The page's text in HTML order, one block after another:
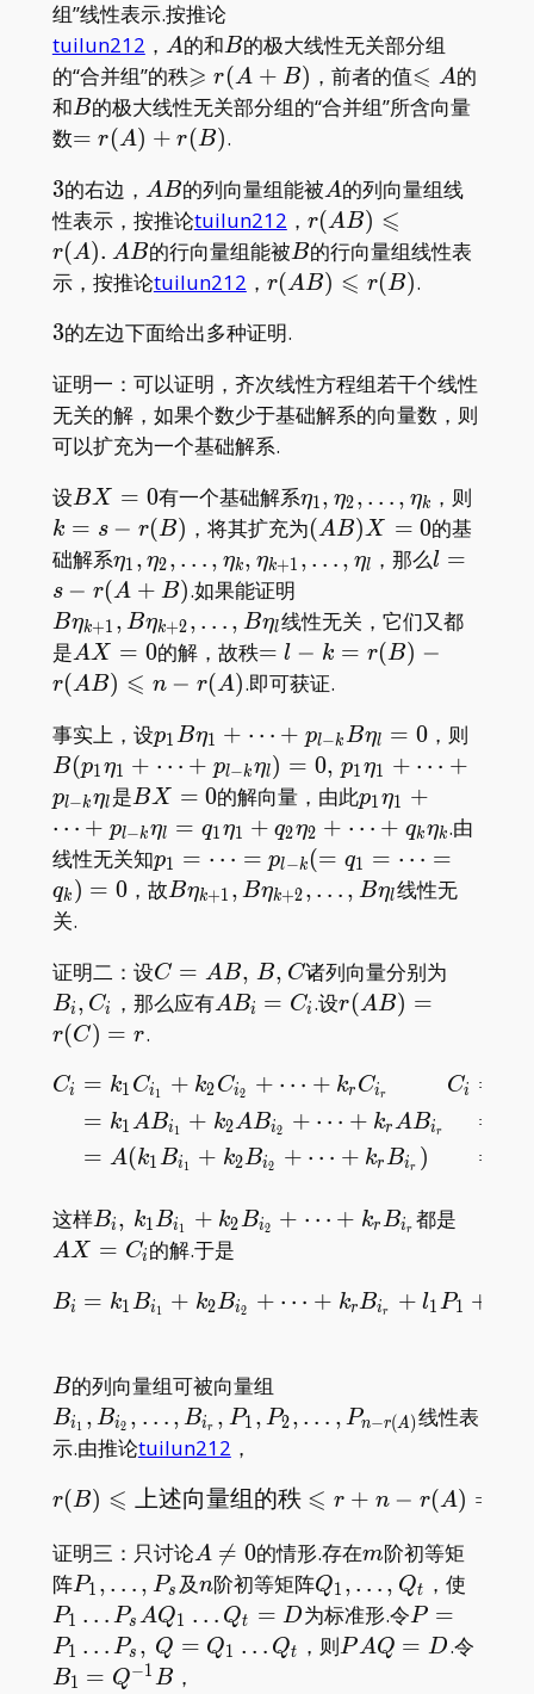
组”线性表示.按推论
tuilun212 ， A
A的和B
B的极大线性无关部分组
的“合并组”的秩\geqslant
r(A+B)
⩾ r(A + B) ，前者的值\leqslant
A
⩽ A的
和B
B的极大线性无关部分组的“合并组”所含向量
数=r(A)+r(B)
= r(A) + r(B).
3
3的右边， AB
A B的列向量组能被A
A的列向量组线
性表示，按推论tuilun212 ， r(AB)\leqslant
r(A).\, AB
r(A B) ⩽
r(A). A B的行向量组能被B
B的行向量组线性表
示，按推论tuilun212 ， r(AB)\leqslant
r(A B) ⩽ r(B).
3
3的左边下面给出多种证明.
证明一：可以证明，齐次线性方程组若干个线性
无关的解，如果个数少于基础解系的向量数，则
可以扩充为一个基础解系.
设BX=0
BX = 0有一个基础解系η1, η2, … , ηk ，则
k = s − r(B) ，将其扩充为(AB)X=0
(AB)X = 0的基
础解系η1 , η2, … , ηk, ηk+1 , … , ηl ，那么l=s-
l =
s − r(A + B).如果能证明
Bηk+1 , Bηk+2, … , Bηl线性无关，它们又都
是AX=0
AX = 0的解，故秩=l-k=r(B)-
r(AB)\leqslant
= l − k = r(B) −
r(AB) ⩽ n − r(A).即可获证.
事实上，设p_1B\eta_1+\dots+p_{l-
k}B\eta_l=0
p1Bη1 + ⋯ + pl−kBηl = 0，则
B(p1η1 + ⋯ + pl−kηl) = 0, p1η1 + ⋯ +
pl−kηl 是BX=0
BX = 0的解向量，由此p1 η1 +
⋯ + pl−kηl = q1η1 + q2η2 + ⋯ + qkηk.由
线性无关知p_1=\dots=p_{l-k}
(=q_1=\dots=q_k)=0
p1 = ⋯ = pl−k (= q1 = ⋯ =
qk ) = 0，故Bηk+1 , Bηk+2, … , Bηl线性无
关.
证明二：设C=AB,\,
B,C
C = A B, B, C诸列向量分别为
Bi , Ci ，那么应有AB_i=C_i
A Bi = Ci .设r(AB)=r(C)=r
r(A B) =
r(C) = r.
\begin{aligned}
Ci = k1 Ci1 + k2Ci2 + ⋯ + kr Cir
= k1ABi1 + k2ABi2 + ⋯ + krABir
= A(k1Bi1 + k2Bi2 + ⋯ + krBir )
Ci =
=
=
这样B_i,\,
Bi , k1 Bi1 + k2 Bi2 + ⋯ + kr Bir 都是
A X = Ci 的解.于是
Bi = k1Bi1 + k2Bi2 + ⋯ + krBir + l1P1 +
B
B的列向量组可被向量组
r(A)}
Bi1 , Bi2 , … , Bir , P1 , P2, … , Pn−r(A)线性表
示.由推论tuilun212 ，
r(B)\leqslant\text{上述
r(B) ⩽ 上述向量组的秩 ⩽ r + n − r(A) =
证明三：只讨论A\neq0
A 
= 0的情形.存在m
m阶初等矩
阵P_1,\dots,P_s
P1 , … , Ps 及n
n阶初等矩阵Q_1,\dots,Q_t
Q1 , … , Qt ，使
P1 … Ps AQ1 … Qt = D为标准形.令
P_s,\,
P =
P1 … Ps , Q = Q1 … Qt ，则PAQ=D
PAQ = D.令
B1 = Q−1B ，